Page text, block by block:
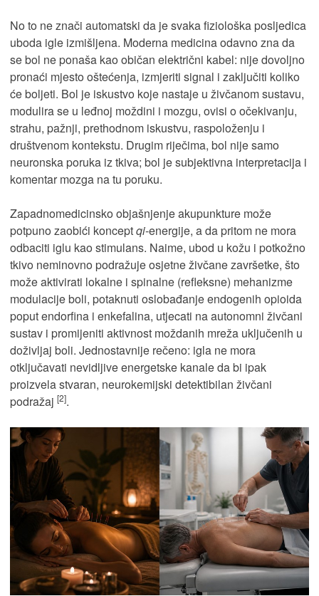
No to ne znači automatski da je svaka fiziološka posljedica
uboda igle izmišljena. Moderna medicina odavno zna da
se bol ne ponaša kao običan električni kabel: nije dovoljno
pronaći mjesto oštećenja, izmjeriti signal i zaključiti koliko
će boljeti. Bol je iskustvo koje nastaje u živčanom sustavu,
modulira se u leđnoj moždini i mozgu, ovisi o očekivanju,
strahu, pažnji, prethodnom iskustvu, raspoloženju i
društvenom kontekstu. Drugim riječima, bol nije samo
neuronska poruka iz tkiva; bol je subjektivna interpretacija i
komentar mozga na tu poruku.
Zapadnomedicinsko objašnjenje akupunkture može
potpuno zaobići konceptqi-energije, a da pritom ne mora
odbaciti iglu kao stimulans. Naime, ubod u kožu i potkožno
tkivo neminovno podražuje osjetne živčane završetke, što
može aktivirati lokalne i spinalne (refleksne) mehanizme
modulacije boli, potaknuti oslobađanje endogenih opioida
poput endorfina i enkefalina, utjecati na autonomni živčani
sustav i promijeniti aktivnost moždanih mreža uključenih u
doživljaj boli. Jednostavnije rečeno: igla ne mora
otključavati nevidljive energetske kanale da bi ipak
proizvela stvaran, neurokemijski detektibilan živčani
podražaj [2].